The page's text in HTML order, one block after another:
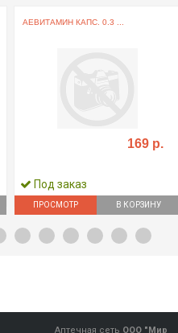
АЕВИТАМИН КАПС. 0.3 ...
169 р.
Под заказ
ПРОСМОТР В КОРЗИНУ
Аптечная сеть ООО "Мир